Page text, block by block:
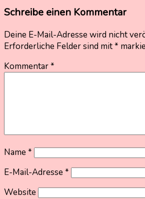
Schreibe einen Kommentar
Deine E-Mail-Adresse wird nicht
Erforderliche Felder sind mit*
Kommentar*
Name*
E-Mail-Adresse*
Website